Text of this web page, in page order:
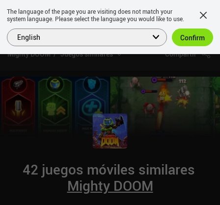
Mighty DOOM Juegos similares Compartir
42 juegos móviles similares
Mighty DOOM
The language of the page you are visiting does not match your
system language. Please select the language you would like to use.
English Confirm